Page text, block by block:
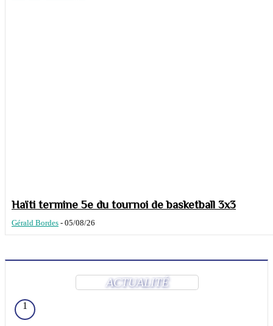
Haïti termine 5e du tournoi de basketball 3x3
Gérald Bordes - 05/08/26
ACTUALITÉ
1